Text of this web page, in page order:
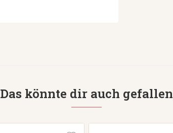
Das könnte dir auch gefallen